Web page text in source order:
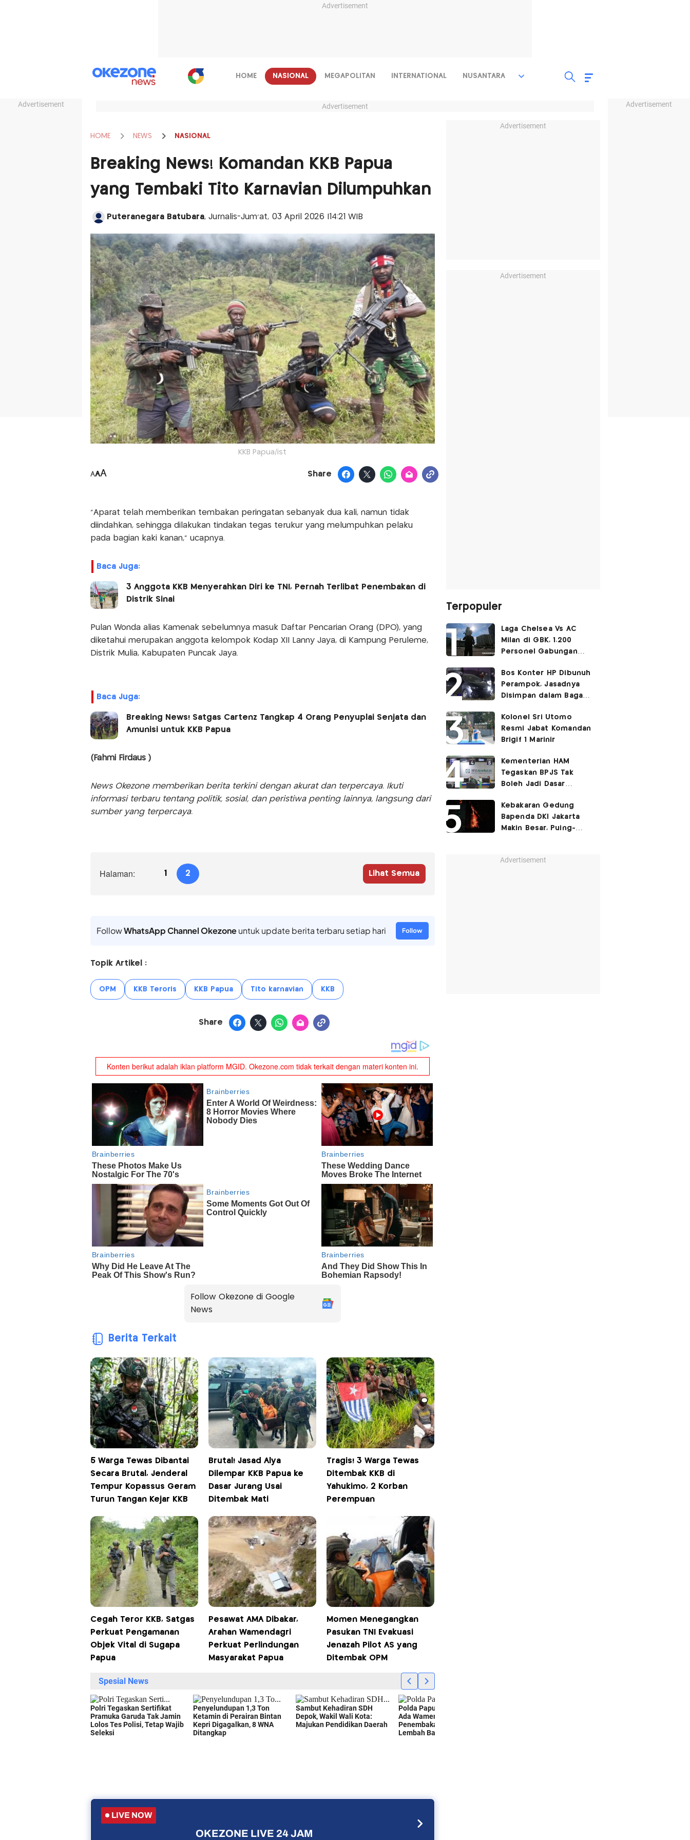
Advertisement
Advertisement Advertisement
HOME NASIONAL MEGAPOLITAN INTERNATIONAL NUSANTARA
Advertisement
HOME NEWS NASIONAL
Breaking News! Komandan KKB Papua
yang Tembaki Tito Karnavian Dilumpuhkan
Puteranegara Batubara, Jurnalis-Jum'at, 03 April 2026 |14:21 WIB
KKB Papua/ist
AAA Share
"Aparat telah memberikan tembakan peringatan sebanyak dua kali, namun tidak
diindahkan, sehingga dilakukan tindakan tegas terukur yang melumpuhkan pelaku
pada bagian kaki kanan," ucapnya.
Baca Juga:
3 Anggota KKB Menyerahkan Diri ke TNI, Pernah Terlibat Penembakan di
Distrik Sinai
Pulan Wonda alias Kamenak sebelumnya masuk Daftar Pencarian Orang (DPO), yang
diketahui merupakan anggota kelompok Kodap XII Lanny Jaya, di Kampung Peruleme,
Distrik Mulia, Kabupaten Puncak Jaya.
Baca Juga:
Breaking News! Satgas Cartenz Tangkap 4 Orang Penyuplai Senjata dan
Amunisi untuk KKB Papua
(Fahmi Firdaus )
News Okezone memberikan berita terkini dengan akurat dan terpercaya. Ikuti
informasi terbaru tentang politik, sosial, dan peristiwa penting lainnya, langsung dari
sumber yang terpercaya.
Halaman: 1 2 Lihat Semua
FollowWhatsApp Channel Okezoneuntuk update berita terbaru setiap hari Follow
Topik Artikel :
OPM KKB Teroris KKB Papua Tito karnavian KKB
Share
Follow Okezone di Google
News
Berita Terkait
5 Warga Tewas Dibantai
Secara Brutal, Jenderal
Tempur Kopassus Geram
Turun Tangan Kejar KKB
Brutal! Jasad Alya
Dilempar KKB Papua ke
Dasar Jurang Usai
Ditembak Mati
Tragis! 3 Warga Tewas
Ditembak KKB di
Yahukimo, 2 Korban
Perempuan
Cegah Teror KKB, Satgas
Perkuat Pengamanan
Objek Vital di Sugapa
Papua
Pesawat AMA Dibakar,
Arahan Wamendagri
Perkuat Perlindungan
Masyarakat Papua
Momen Menegangkan
Pasukan TNI Evakuasi
Jenazah Pilot AS yang
Ditembak OPM
LIVE NOW
OKEZONE LIVE 24 JAM
Advertisement
Advertisement
Terpopuler
Laga Chelsea Vs AC
Milan di GBK, 1.200
Personel Gabungan
Bos Konter HP Dibunuh
Perampok, Jasadnya
Disimpan dalam Bagasi
Kolonel Sri Utomo
Resmi Jabat Komandan
Brigif 1 Marinir
Kementerian HAM
Tegaskan BPJS Tak
Boleh Jadi Dasar
Layanan Kesehatan
Kebakaran Gedung
Bapenda DKI Jakarta
Makin Besar, Puing-
Advertisement